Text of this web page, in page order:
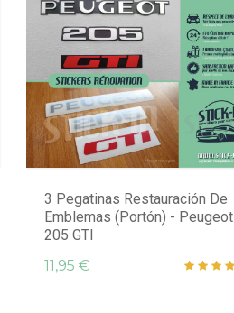
3 Pegatinas Restauración De
Emblemas (Portón) - Peugeot
205 GTI
11,95 €